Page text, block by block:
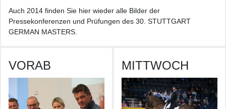
Auch 2014 finden Sie hier wieder alle Bilder der
Pressekonferenzen und Prüfungen des 30. STUTTGART
GERMAN MASTERS.
VORAB MITTWOCH